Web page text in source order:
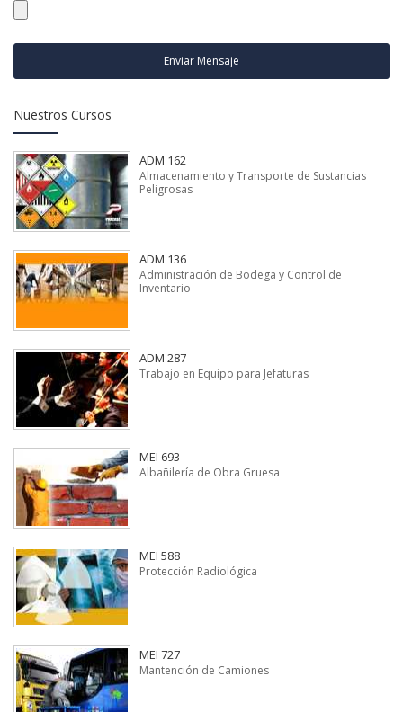
Enviar Mensaje
Nuestros Cursos
ADM 162
Almacenamiento y Transporte de Sustancias
Peligrosas
ADM 136
Administración de Bodega y Control de
Inventario
ADM 287
Trabajo en Equipo para Jefaturas
MEI 693
Albañilería de Obra Gruesa
MEI 588
Protección Radiológica
MEI 727
Mantención de Camiones